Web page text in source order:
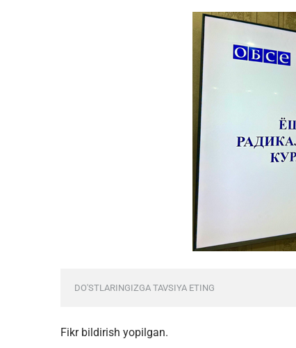
DO'STLARINGIZGA TAVSIYA ETING
Fikr bildirish yopilgan.